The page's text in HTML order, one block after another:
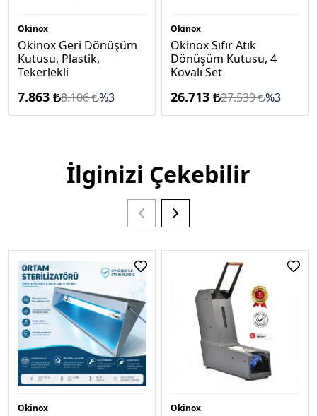
Okinox
Okinox Geri Dönüşüm
Kutusu, Plastik,
Tekerlekli
7.863 8.106 %3
Okinox
Okinox Sıfır Atık
Dönüşüm Kutusu, 4
Kovalı Set
26.713 27.539 %3
İlginizi Çekebilir
Okinox Okinox